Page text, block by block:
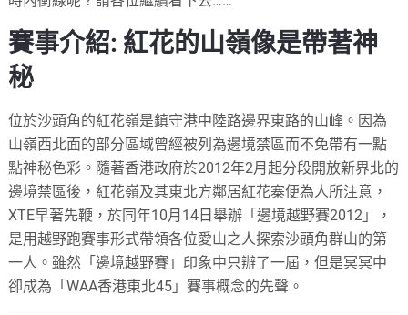
賽事介紹: 紅花的山嶺像是帶著神
秘
位於沙頭角的紅花嶺是鎮守港中陸路邊界東路的山峰。因為
山嶺西北面的部分區域曾經被列為邊境禁區而不免帶有一點
點神秘色彩。隨著香港政府於2012年2月起分段開放新界北的
邊境禁區後，紅花嶺及其東北方鄰居紅花寨便為人所注意，
XTE早著先鞭，於同年10月14日舉辦「邊境越野賽2012」，
是用越野跑賽事形式帶領各位愛山之人探索沙頭角群山的第
一人。雖然「邊境越野賽」印象中只辦了一屆，但是冥冥中
卻成為「WAA香港東北45」賽事概念的先聲。